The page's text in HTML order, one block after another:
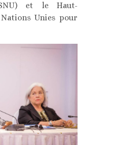
et le Haut-
Unies pour